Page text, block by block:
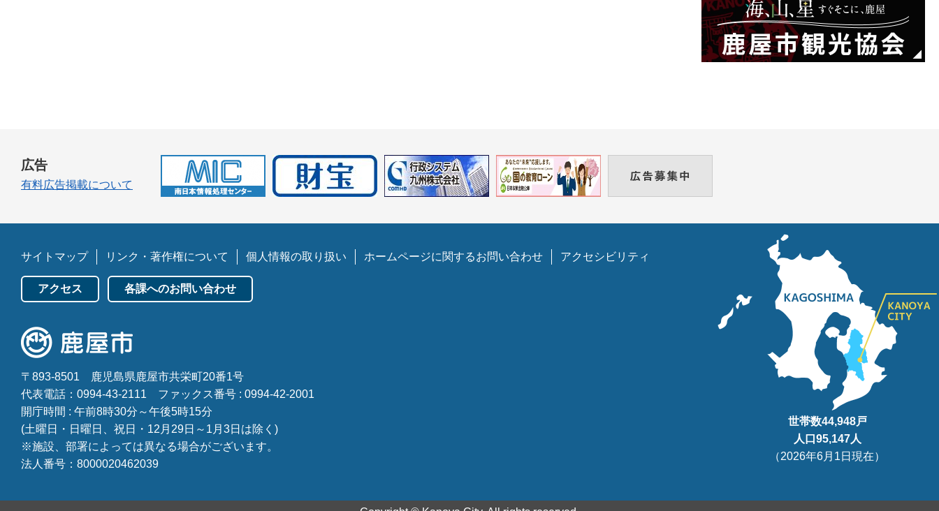
広告
有料広告掲載について
サイトマップ リンク・著作権について 個人情報の取り扱い ホームページに関するお問い合わせ アクセシビリティ
アクセス 各課へのお問い合わせ
〒893-8501
鹿児島県鹿屋市共栄町20番1号
代表電話：0994-43-2111
ファックス番号 : 0994-42-2001
開庁時間 : 午前8時30分～午後5時15分
(土曜日・日曜日、祝日・12月29日～1月3日は除く)
※施設、部署によっては異なる場合がございます。
法人番号：8000020462039
世帯数44,948戸
人口95,147人
（2026年6月1日現在）